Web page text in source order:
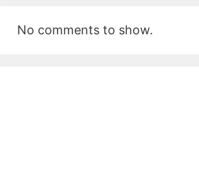
No comments to show.